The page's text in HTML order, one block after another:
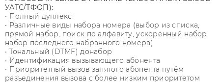
УАТС/ТФОП):
• Полный дуплекс
• Различные виды набора номера (выбор из списка,
прямой набор, поиск по алфавиту, ускоренный набор,
набор последнего набранного номера)
• Тональный (DTMF) донабор
• Идентификация вызывающего абонента
• Приоритетный вызов занятого абонента путём
разъединения вызова с более низким приоритетом